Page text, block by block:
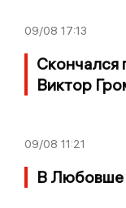
09/08 17:13
Скончался
Виктор
09/08 11:21
В Любовше